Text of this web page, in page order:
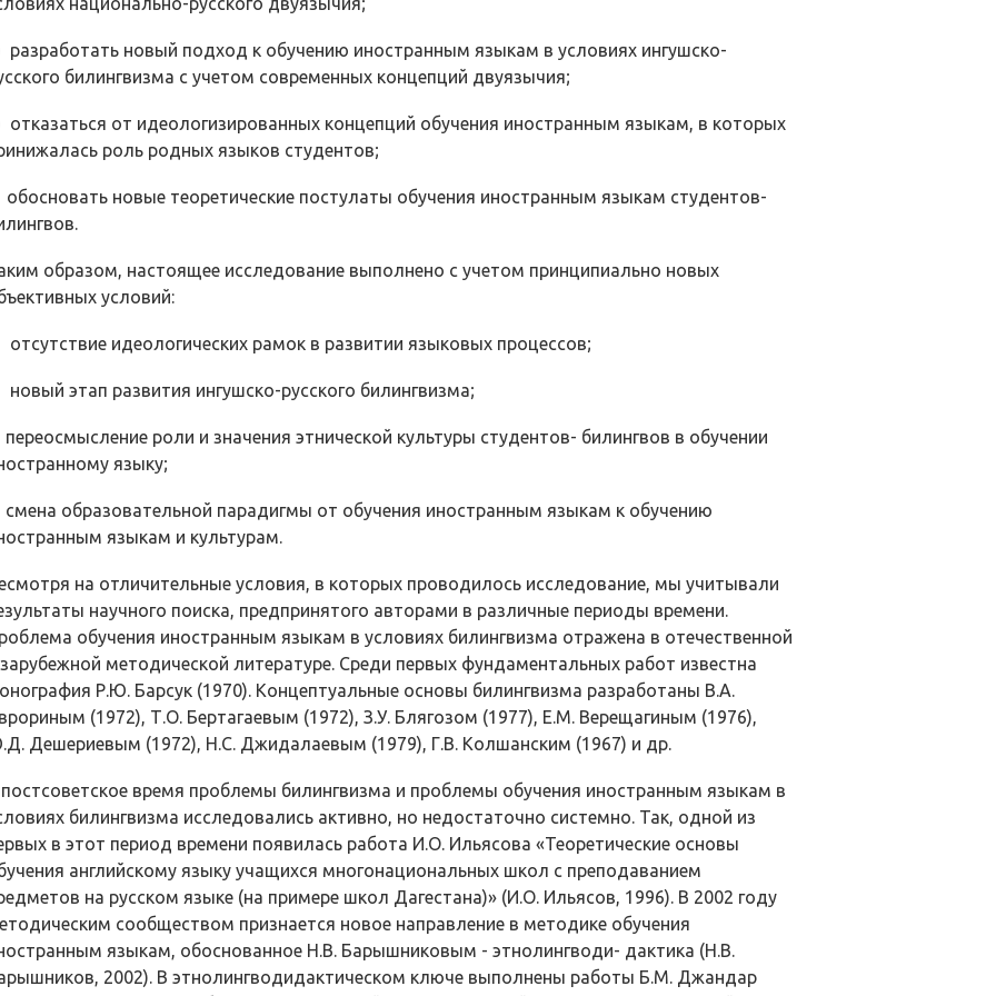
разработать новый подход к обучению иностранным языкам в усло­виях ингушско-
билингвизма с учетом современных концепций дву­язычия;
отказаться от идеологизированных концепций обучения иностран­ным языкам, в которых
роль родных языков студентов;
обосновать новые теоретические постулаты обучения иностранным языкам студентов-
образом, настоящее исследование выполнено с учетом принци­пиально новых
условий:
идеологических рамок в развитии языковых процессов;
этап развития ингушско-русского билингвизма;
роли и значения этнической культуры студентов- билингвов в обучении
языку;
образовательной парадигмы от обучения иностранным языкам к обучению
языкам и культурам.
на отличительные условия, в которых проводилось исследо­вание, мы учитывали
научного поиска, предпринятого авторами в различные периоды времени.
обучения иностранным языкам в ус­ловиях билингвизма отражена в отечественной
методической литературе. Среди первых фундаментальных работ известна
Р.Ю. Барсук (1970). Концептуальные основы билингвизма разработаны В.А.
(1972), Т.О. Бертагаевым (1972), З.У. Блягозом (1977), Е.М. Верещагиным (1976),
Дешериевым (1972), Н.С. Джидалаевым (1979), Г.В. Колшанским (1967) и др.
время проблемы билингвизма и проблемы обучения иностранным языкам в
билингвизма исследовались активно, но не­достаточно системно. Так, одной из
в этот период времени появилась работа И.О. Ильясова «Теоретические основы
английскому языку учащихся многонациональных школ с преподаванием
на русском языке (на примере школ Дагестана)» (И.О. Ильясов, 1996). В 2002 году
сообществом признается новое направление в методике обучения
языкам, обоснованное Н.В. Барышниковым - этнолингводи- дактика (Н.В.
2002). В этнолингводидактическом ключе вы­полнены работы Б.М. Джандар